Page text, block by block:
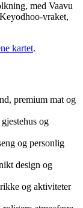
med Vaavu
vraket,
kartet.
premium mat og
og
og personlig
design og
og aktiviteter